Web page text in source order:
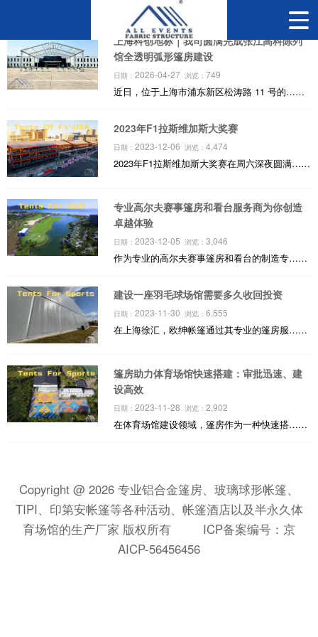
上海科创地标｜我司圆满完成张江高科陈列
馆全透明弧形篷房建设
日期： 2026-04-27 浏览： 749
近日，位于上海市浦东新区松涛路 11 号的……
2023年F1拉斯维加斯大奖赛
日期： 2023-12-06 浏览： 4,474
2023年F1拉斯维加斯大奖赛在周六深夜圆满……
专业高尔夫赛事篷房和看台服务商为你创造
卓越体验
日期： 2023-12-05 浏览： 3,046
作为专业的高尔夫赛事篷房和看台的制造专……
建设一座羽毛球场馆需要多久收回投资
日期： 2023-11-30 浏览： 6,555
在上海徐汇，欧绅帐篷通过其专业的篷房服……
篷房助力体育场馆快速搭建：审批迅速、建
设高效
日期： 2023-11-28 浏览： 2,902
在体育场馆建设领域，篷房作为一种快速搭……
Copyright @ 2026 专业铝合金篷房、玻璃球形帐篷、
TIPI、印第安帐篷等各种活动、帐篷酒店以及半永久体
育场馆的生产厂家 版权所有 ICP备案编号：京
AICP-56456456